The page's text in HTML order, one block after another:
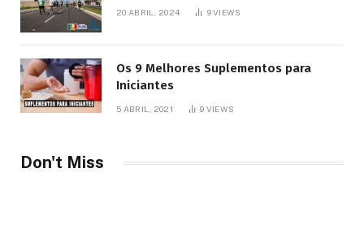
20 ABRIL, 2024 9VIEWS
Os 9 Melhores Suplementos para
Iniciantes
5 ABRIL, 2021 9 VIEWS
Don't Miss